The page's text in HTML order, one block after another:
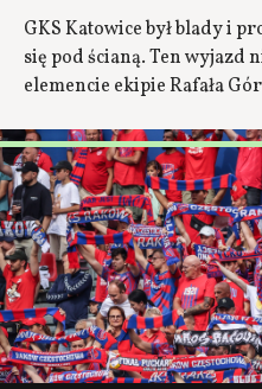
GKS Katowice był blady i
się pod ścianą. Ten wyjazd
elemencie ekipie Rafała